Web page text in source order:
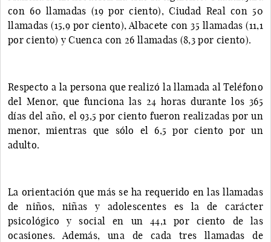
con 60 llamadas (19 por ciento), Ciudad Real con 50
llamadas (15,9 por ciento), Albacete con 35 llamadas (11,1
por ciento) y Cuenca con 26 llamadas (8,3 por ciento).
Respecto a la persona que realizó la llamada al Teléfono
del Menor, que funciona las 24 horas durante los 365
días del año, el 93,5 por ciento fueron realizadas por un
menor, mientras que sólo el 6,5 por ciento por un
adulto.
La orientación que más se ha requerido en las llamadas
de niños, niñas y adolescentes es la de carácter
psicológico y social en un 44,1 por ciento de las
ocasiones. Además, una de cada tres llamadas de